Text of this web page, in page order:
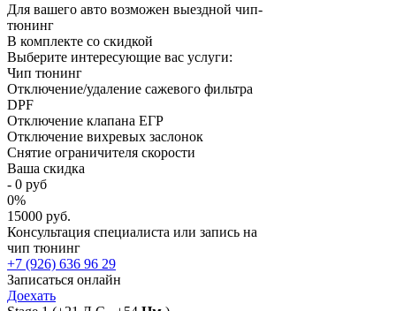
Для вашего авто возможен выездной чип-
тюнинг
В комплекте со скидкой
Выберите интересующие вас услуги:
Чип тюнинг
Отключение/удаление сажевого фильтра
DPF
Отключение клапана ЕГР
Отключение вихревых заслонок
Снятие ограничителя скорости
Ваша скидка
- 0 руб
0%
15000 руб.
Консультация специалиста или запись на
чип тюнинг
+7 (926) 636 96 29
Записаться онлайн
Доехать